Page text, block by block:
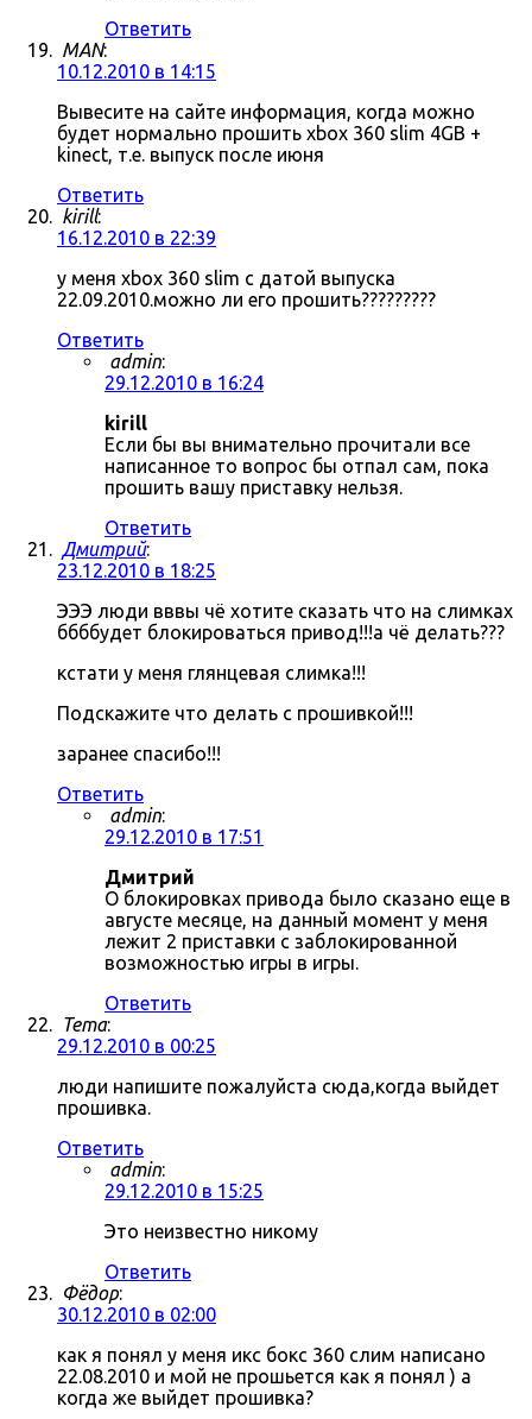
Ответить
MAN:
10.12.2010 в 14:15
Вывесите на сайте информация, когда можно
будет нормально прошить xbox 360 slim 4GB +
kinect, т.е. выпуск после июня
Ответить
kirill:
16.12.2010 в 22:39
у меня xbox 360 slim с датой выпуска
22.09.2010.можно ли его прошить?????????
Ответить
admin:
29.12.2010 в 16:24
kirill
Если бы вы внимательно прочитали все
написанное то вопрос бы отпал сам, пока
прошить вашу приставку нельзя.
Ответить
Дмитрий:
23.12.2010 в 18:25
ЭЭЭ люди вввы чё хотите сказать что на слимках
ббббудет блокироваться привод!!!а чё делать???
кстати у меня глянцевая слимка!!!
Подскажите что делать с прошивкой!!!
заранее спасибо!!!
Ответить
admin:
29.12.2010 в 17:51
Дмитрий
О блокировках привода было сказано еще в
августе месяце, на данный момент у меня
лежит 2 приставки с заблокированной
возможностью игры в игры.
Ответить
Tema:
29.12.2010 в 00:25
люди напишите пожалуйста сюда,когда выйдет
прошивка.
Ответить
admin:
29.12.2010 в 15:25
Это неизвестно никому
Ответить
Фёдор:
30.12.2010 в 02:00
как я понял у меня икс бокс 360 слим написано
22.08.2010 и мой не прошьется как я понял ) а
когда же выйдет прошивка?